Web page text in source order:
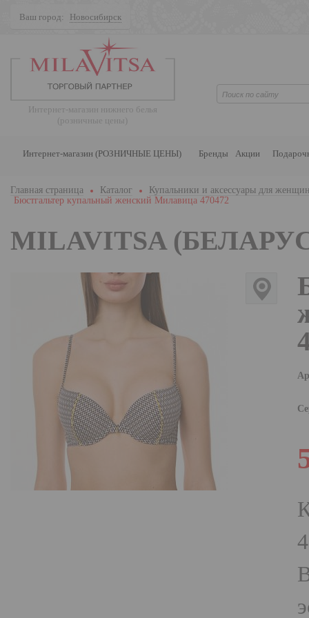
Ваш город: Новосибирск
Интернет-магазин нижнего белья
(розничные цены)
Интернет-магазин (РОЗНИЧНЫЕ ЦЕНЫ) Бренды Акции
Главная страница Каталог
Купальники и аксессуары для
Бюстгальтер купальный женский Милавица 470472
MILAVITSA